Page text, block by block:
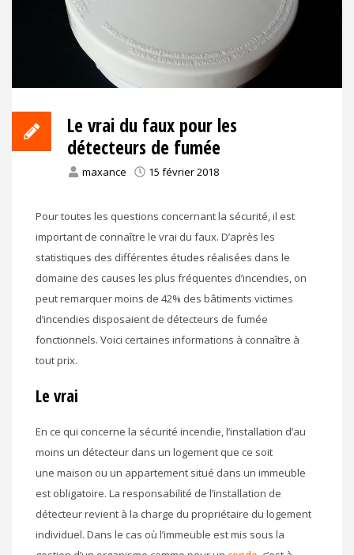
Le vrai du faux pour les
détecteurs de fumée
maxance 15 février 2018
Pour toutes les questions concernant la sécurité, il est
important de connaître le vrai du faux. D’après les
statistiques des différentes études réalisées dans le
domaine des causes les plus fréquentes d’incendies, on
peut remarquer moins de 42% des bâtiments victimes
d’incendies disposaient de détecteurs de fumée
fonctionnels. Voici certaines informations à connaître à
tout prix.
Le vrai
En ce qui concerne la sécurité incendie, l’installation d’au
moins un détecteur dans un logement que ce soit
une maison ou un appartement situé dans un immeuble
est obligatoire. La responsabilité de l’installation de
détecteur revient à la charge du propriétaire du logement
individuel. Dans le cas où l’immeuble est mis sous la